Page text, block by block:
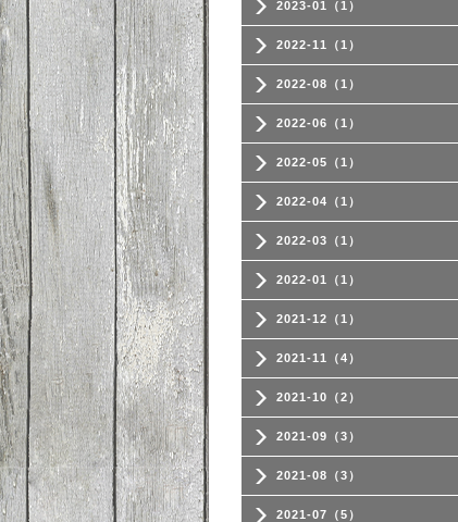
2023-01（1）
2022-11（1）
2022-08（1）
2022-06（1）
2022-05（1）
2022-04（1）
2022-03（1）
2022-01（1）
2021-12（1）
2021-11（4）
2021-10（2）
2021-09（3）
2021-08（3）
2021-07（5）